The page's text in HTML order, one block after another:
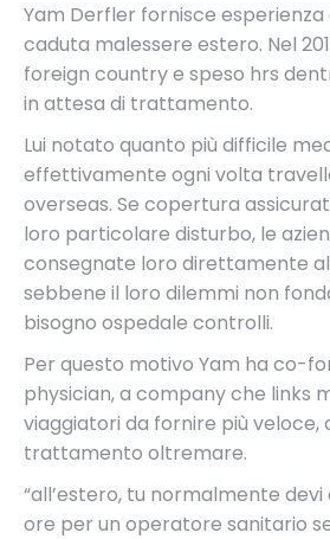
Yam Derfler fornisce
caduta malessere estero. Nel
foreign country e speso hrs
in attesa di trattamento.
Lui notato quanto più difficile
effettivamente ogni volta
overseas. Se copertura
loro particolare disturbo, le
consegnate loro direttamente
sebbene il loro dilemmi non
bisogno ospedale controlli.
Per questo motivo Yam ha co-
physician, a company che links
viaggiatori da fornire più veloce,
trattamento oltremare.
“all’estero, tu normalmente
ore per un operatore sanitario